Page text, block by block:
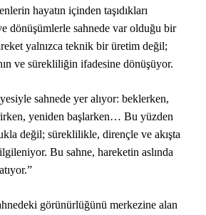
hayatın içinden taşıdıkları
dönüşümlerle sahnede var olduğu bir
yalnızca teknik bir üretim değil;
ve sürekliliğin ifadesine dönüşüyor.
sahnede yer alıyor: beklerken,
yeniden başlarken… Bu yüzden
değil; süreklilikle, dirençle ve akışta
Bu sahne, hareketin aslında
görünürlüğünü merkezine alan